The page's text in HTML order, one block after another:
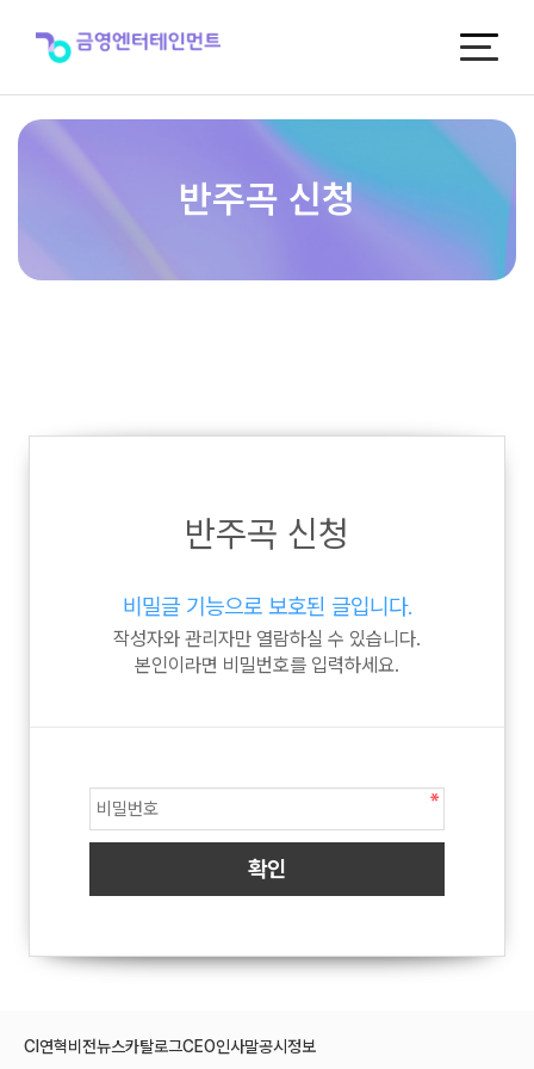
반주곡 신청
반주곡 신청
비밀글 기능으로 보호된 글입니다.
작성자와 관리자만 열람하실 수 있습니다.
본인이라면 비밀번호를 입력하세요.
CI 연혁비전뉴스카탈로그CEO인사말공시정보